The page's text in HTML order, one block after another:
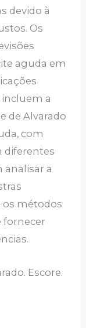
devido à
Os
aguda em
incluem a
de Alvarado
com
diferentes
analisar a
os métodos
fornecer
Escore.